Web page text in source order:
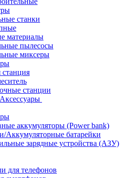
станки
материалы
пылесосы
миксеры
станция
станции
Аксессуары
аккумуляторы (Power bank)
Аккумуляторные батарейки
зарядные устройства (АЗУ)
для телефонов